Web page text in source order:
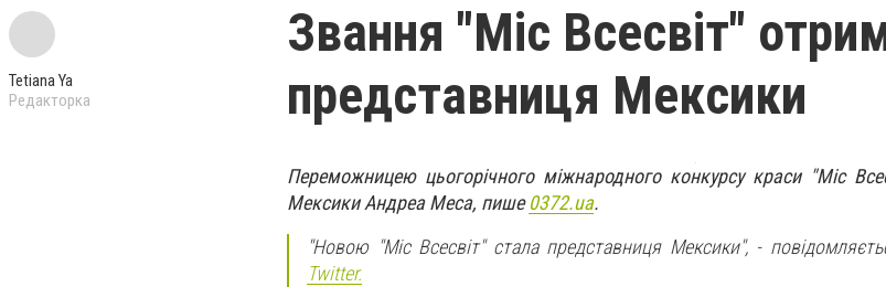
Tetiana Ya
Редакторка
Звання "Міс Всесвіт"
представниця Мексики
Переможницею цьогорічного міжнародного конкурсу краси "Міс
Мексики Андреа Меса, пише0372.ua.
"Новою "Міс Всесвіт" стала представниця Мексики", -
Twitter.